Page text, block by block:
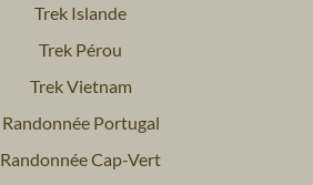
Trek Islande
Trek Pérou
Trek Vietnam
Randonnée Portugal
Randonnée Cap-Vert